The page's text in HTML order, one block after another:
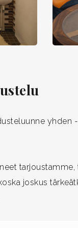
yhden
tarjoustamme,
joskus